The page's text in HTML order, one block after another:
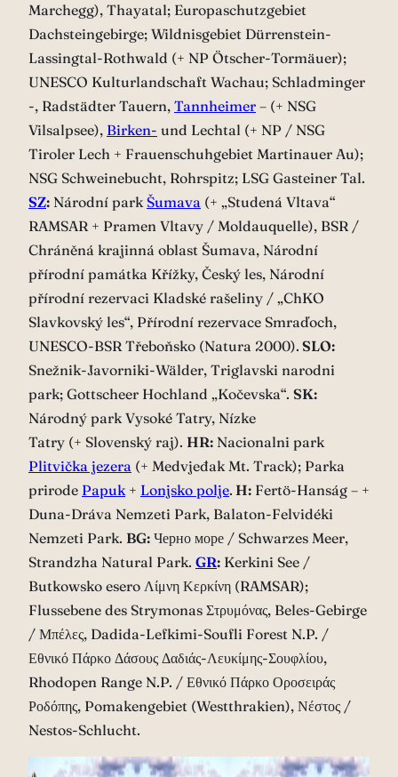
Marchegg), Thayatal; Europaschutzgebiet
Dachsteingebirge; Wildnisgebiet Dürrenstein-
Lassingtal-Rothwald (+ NP Ötscher-Tormäuer);
UNESCO Kulturlandschaft Wachau; Schladminger
-, Radstädter Tauern, Tannheimer – (+ NSG
Vilsalpsee), Birken- und Lechtal (+ NP / NSG
Tiroler Lech + Frauenschuhgebiet Martinauer Au);
NSG Schweinebucht, Rohrspitz; LSG Gasteiner Tal.
SZ: Národní parkŠumava (+ „Studená Vltava“
RAMSAR + Pramen Vltavy / Moldauquelle), BSR /
Chráněná krajinná oblast Šumava, Národní
přírodní památka Křížky, Český les, Národní
přírodní rezervaci Kladské rašeliny / „ChKO
Slavkovský les“, Přírodní rezervace Smraďoch,
UNESCO-BSR Třeboňsko (Natura 2000). SLO:
Snežnik-Javorniki-Wälder, Triglavski narodni
park; Gottscheer Hochland „Kočevska“. SK:
Národný park Vysoké Tatry, Nízke
Tatry (+ Slovenský raj). HR: Nacionalni park
Plitvička jezera (+ Medvjeđak Mt. Track); Parka
prirode Papuk+ Lonjsko polje. H: Fertö-Hanság – +
Duna-Dráva Nemzeti Park, Balaton-Felvidéki
Nemzeti Park. BG: Черно море / Schwarzes Meer,
Strandzha Natural Park. GR: Kerkini See /
Butkowsko esero Λίμνη Κερκίνη (RAMSAR);
Flussebene des Strymonas Στρυμόνας, Beles-Gebirge
/ Μπέλες, Dadida-Lefkimi-Soufli Forest N.P. /
Εθνικό Πάρκο Δάσους Δαδιάς-Λευκίμης-Σουφλίου,
Rhodopen Range N.P. / Εθνικό Πάρκο Οροσειράς
Ροδόπης, Pomakengebiet (Westthrakien), Νέστος /
Nestos-Schlucht.